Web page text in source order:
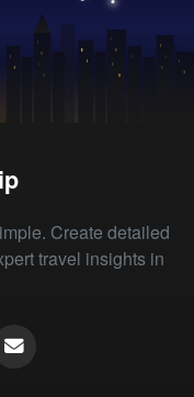
Create detailed
travel insights in